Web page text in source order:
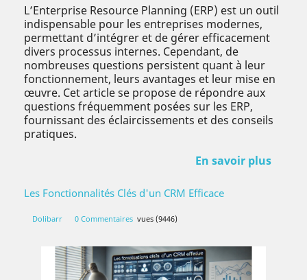
L’Enterprise Resource Planning (ERP) est un outil
indispensable pour les entreprises modernes,
permettant d’intégrer et de gérer efficacement
divers processus internes. Cependant, de
nombreuses questions persistent quant à leur
fonctionnement, leurs avantages et leur mise en
œuvre. Cet article se propose de répondre aux
questions fréquemment posées sur les ERP,
fournissant des éclaircissements et des conseils
pratiques.
En savoir plus
Les Fonctionnalités Clés d'un CRM Efficace
Dolibarr 0 Commentaires vues (9446)